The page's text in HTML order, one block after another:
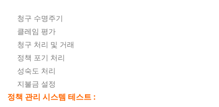
청구 수명주기
클레임 평가
청구 처리 및 거래
정책 포기 처리
성숙도 처리
지불금 설정
정책 관리 시스템 테스트 :